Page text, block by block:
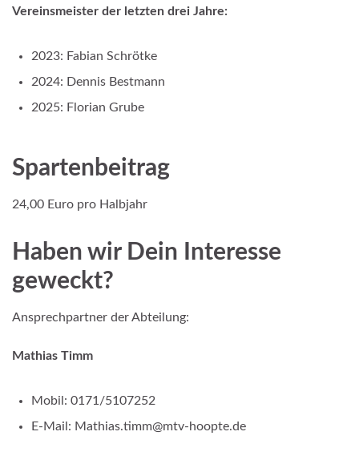
Vereinsmeister der letzten drei Jahre:
2023: Fabian Schrötke
2024: Dennis Bestmann
2025: Florian Grube
Spartenbeitrag
24,00 Euro pro Halbjahr
Haben wir Dein Interesse
geweckt?
Ansprechpartner der Abteilung:
Mathias Timm
Mobil: 0171/5107252
E-Mail: Mathias.timm@mtv-hoopte.de